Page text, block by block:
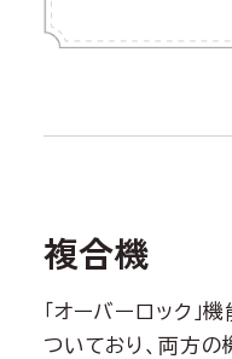
複合機
「オーバーロック」
ついており、両方の